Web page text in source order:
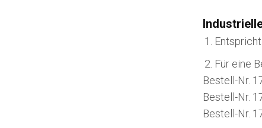
Für eine
Bestell-Nr.
Bestell-Nr.
Bestell-Nr.